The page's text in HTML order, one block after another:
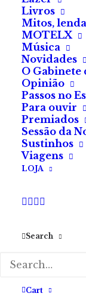
Livros
Mitos,
MOTELX
Música
Novidades
O Gabinete
Opinião
Passos no
Para ouvir
Premiados
Sessão da
Sustinhos
Viagens
LOJA
Search
Cart
Golpes Curtos